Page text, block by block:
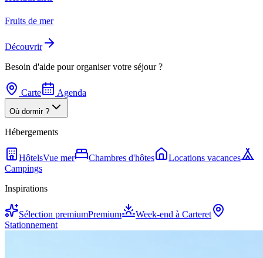
Fruits de mer
Découvrir
Besoin d'aide pour organiser votre séjour ?
Carte Agenda
Où dormir ?
Hébergements
HôtelsVue mer Chambres d'hôtes
Locations vacances
Campings
Inspirations
Sélection premiumPremium
Week-end à Carteret
Stationnement